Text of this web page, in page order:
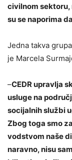
civilnom sektoru,
su se naporima
Jedna takva
je Marcela
–CEDR upravlja
usluge na
socijalnih službi
Zbog toga smo
vodstvom naše
naravno, nisu